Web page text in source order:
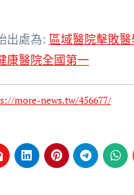
出處為: 區域醫院擊敗
康醫院全國第一
more-news.tw/456677/